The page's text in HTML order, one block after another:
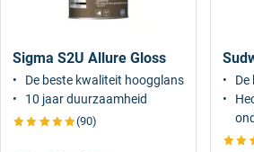
Sigma S2U Allure Gloss
De beste kwaliteit hoogglans
10 jaar duurzaamheid
(90)
De